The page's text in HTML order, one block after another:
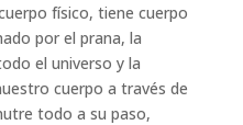
físico, tiene cuerpo
por el prana, la
el universo y la
cuerpo a través de
todo a su paso,